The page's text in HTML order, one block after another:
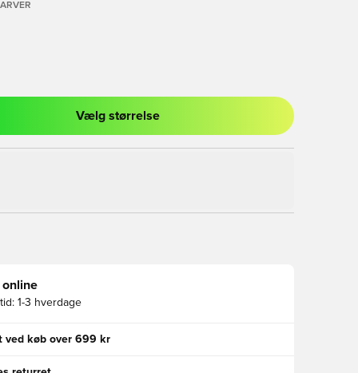
til at logge ind eller tilmelde dig som medlem
Vælg størrelse
online
1-3 hverdage
ved køb over 699 kr